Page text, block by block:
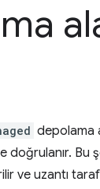
depolama
doğrulanır. Bu
ve uzantı